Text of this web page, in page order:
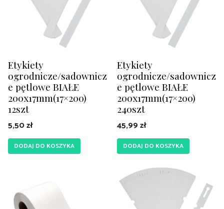
Etykiety
ogrodnicze/sadownicz
e pętlowe BIAŁE
200x17mm(17×200)
12szt
5,50zł
DODAJ DO KOSZYKA
Etykiety
ogrodnicze/sadownicz
e pętlowe BIAŁE
200x17mm(17×200)
240szt
45,99zł
DODAJ DO KOSZYKA